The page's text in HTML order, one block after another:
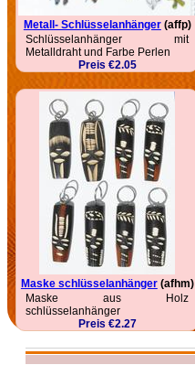
Metall- Schlüsselanhänger(affp)
Schlüsselanhänger mit
Metalldraht und Farbe Perlen
Preis €2.05
Maske schlüsselanhänger(afhm)
Maske aus Holz
schlüsselanhänger
Preis €2.27